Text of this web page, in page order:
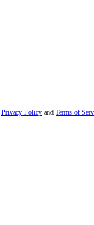
Privacy Policy and Terms of